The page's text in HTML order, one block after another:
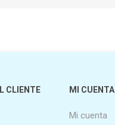
CLIENTE MI CUENTA
Mi cuenta